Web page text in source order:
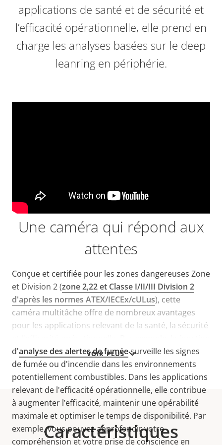
VOIR PLUS
applications de santé et de sécurité et
l’efficacité opérationnelle, elle prend en
charge les analyses basées sur le deep
leanring en périphérie.
Une caméra qui répond aux
attentes
Conçue et certifiée pour les zones dangereuses Zone
et Division 2 (zone 2,22 et Classe I/II/III Division 2
d'après les normes ATEX/IECEx/cULus), cette
caméra multitâche offre de nombreux avantages
pour les applications relevant de la santé, la sécurité
d'analyse des alertes de fuméesurveille les signes
de fumée ou d'incendie dans les environnements
potentiellement combustibles. Dans les applications
relevant de l'efficacité opérationnelle, elle contribue
à augmenter l’efficacité, maintenir une opérabilité
maximale et optimiser le temps de disponibilité. Par
exemple, vous pouvez approfondir votre
compréhension et votre prise de conscience en
Caractéristiques